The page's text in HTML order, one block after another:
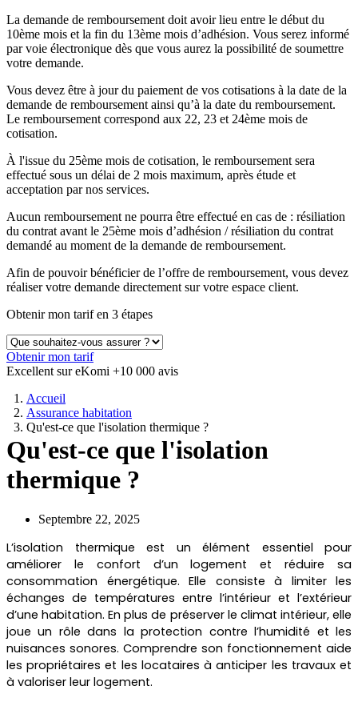
La demande de remboursement doit avoir lieu entre le début du
10ème mois et la fin du 13ème mois d’adhésion. Vous serez informé
par voie électronique dès que vous aurez la possibilité de soumettre
votre demande.
Vous devez être à jour du paiement de vos cotisations à la date de la
demande de remboursement ainsi qu’à la date du remboursement.
Le remboursement correspond aux 22, 23 et 24ème mois de
cotisation.
À l'issue du 25ème mois de cotisation, le remboursement sera
effectué sous un délai de 2 mois maximum, après étude et
acceptation par nos services.
Aucun remboursement ne pourra être effectué en cas de : résiliation
du contrat avant le 25ème mois d’adhésion / résiliation du contrat
demandé au moment de la demande de remboursement.
Afin de pouvoir bénéficier de l’offre de remboursement, vous devez
réaliser votre demande directement sur votre espace client.
Obtenir mon tarif en 3 étapes
Obtenir mon tarif
Excellent sur eKomi +10 000 avis
Accueil
Assurance habitation
Qu'est-ce que l'isolation thermique ?
Qu'est-ce que l'isolation
thermique ?
Septembre 22, 2025
L’isolation thermique est un élément essentiel pour
améliorer le confort d’un logement et réduire sa
consommation énergétique. Elle consiste à limiter les
échanges de températures entre l’intérieur et l’extérieur
d’une habitation. En plus de préserver le climat intérieur, elle
joue un rôle dans la protection contre l’humidité et les
nuisances sonores. Comprendre son fonctionnement aide
les propriétaires et les locataires à anticiper les travaux et
à valoriser leur logement.